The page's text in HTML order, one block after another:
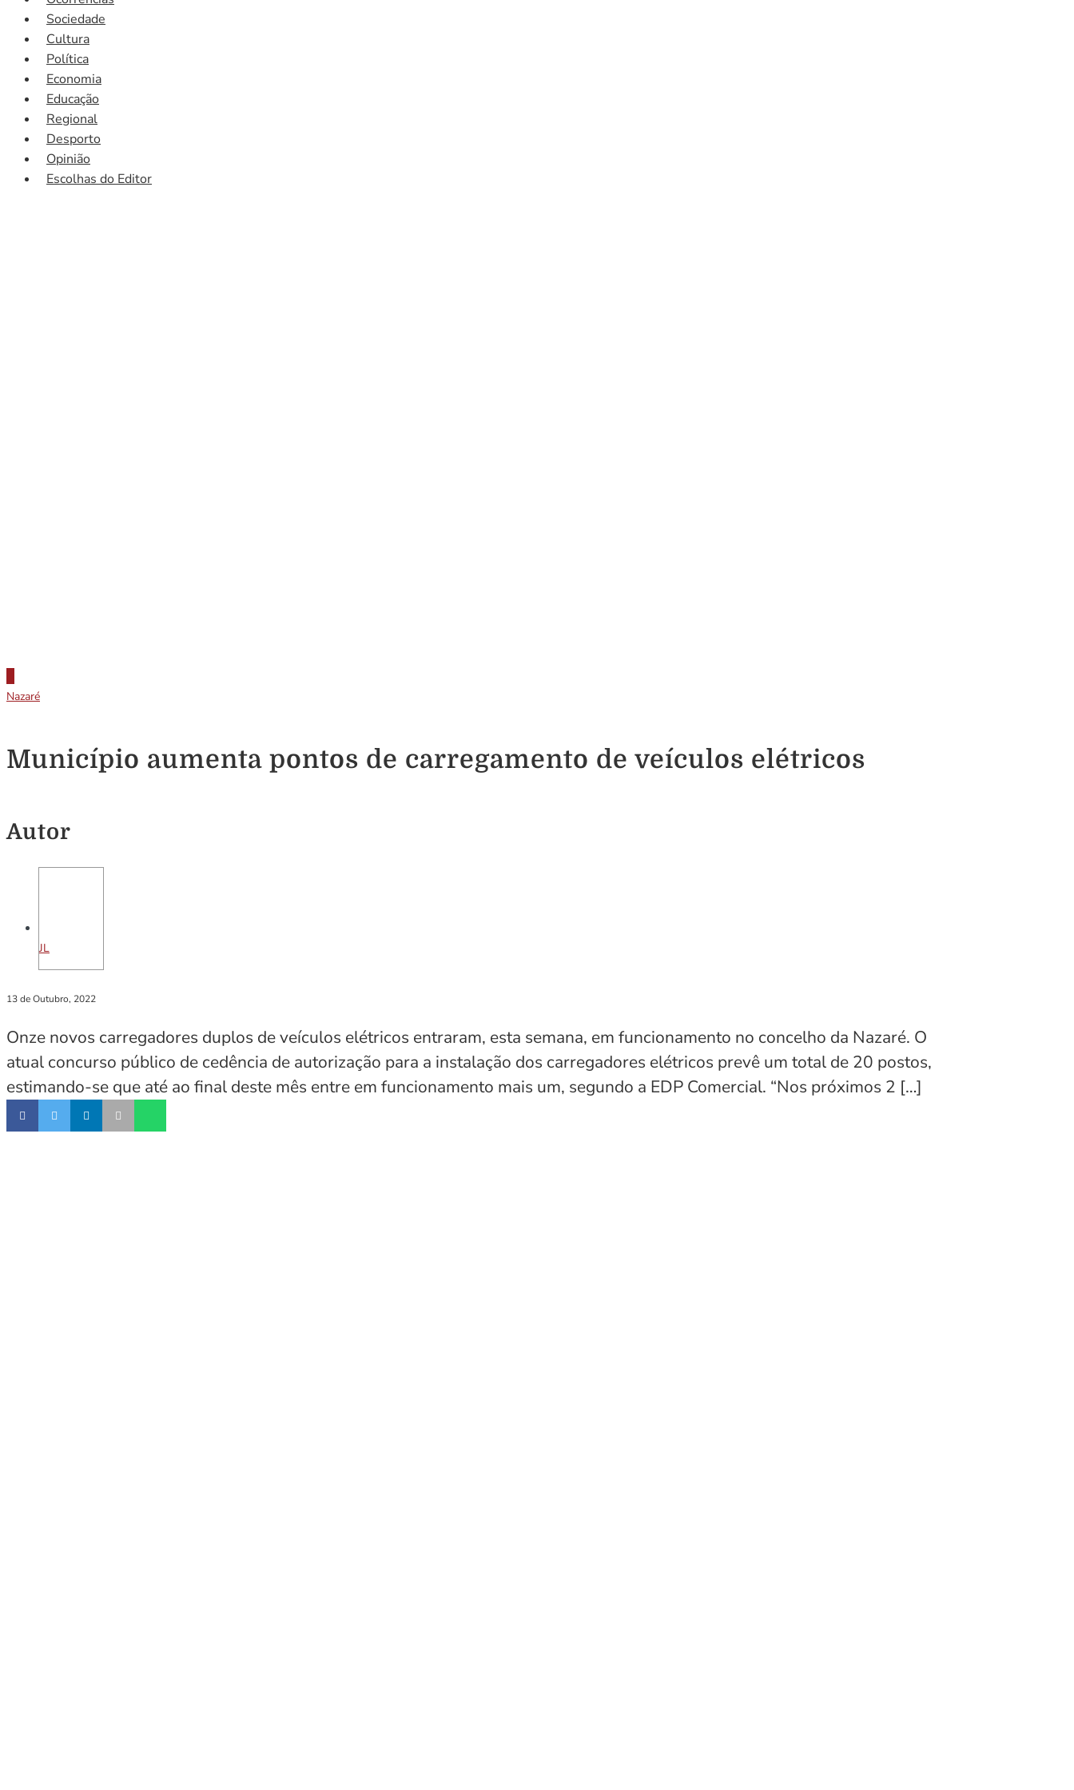
Sociedade
Cultura
Política
Economia
Educação
Regional
Desporto
Opinião
Escolhas do Editor
Nazaré
Município aumenta pontos de carregamento de veículos elétricos
Autor
JL
13 de Outubro, 2022
Onze novos carregadores duplos de veículos elétricos entraram, esta semana, em funcionamento no concelho da Nazaré. O
atual concurso público de cedência de autorização para a instalação dos carregadores elétricos prevê um total de 20 postos,
estimando-se que até ao final deste mês entre em funcionamento mais um, segundo a EDP Comercial. “Nos próximos 2 […]